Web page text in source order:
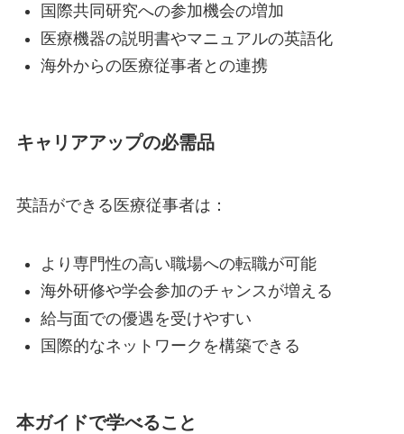
国際共同研究への参加機会の増加
医療機器の説明書やマニュアルの英語化
海外からの医療従事者との連携
キャリアアップの必需品
英語ができる医療従事者は：
より専門性の高い職場への転職が可能
海外研修や学会参加のチャンスが増える
給与面での優遇を受けやすい
国際的なネットワークを構築できる
本ガイドで学べること